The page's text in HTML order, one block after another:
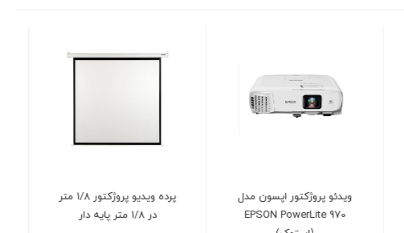
در 1/8 متر پایه دار
ریموت کنترل ویدیوپروژکتور